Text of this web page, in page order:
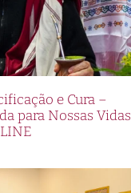
e Cura –
para Nossas Vidas